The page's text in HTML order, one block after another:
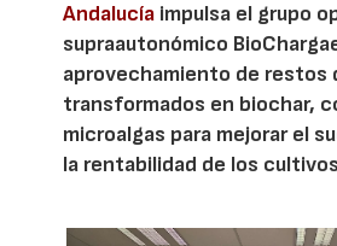
Andalucía impulsa el grupo
supraautonómico
aprovechamiento de restos
transformados en biochar,
microalgas para mejorar el
la rentabilidad de los